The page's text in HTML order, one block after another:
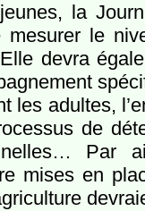
la
mesurer le
devra
les adultes,
de
Par
mises en